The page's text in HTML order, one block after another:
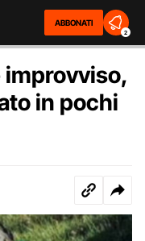
ABBONATI
2
improvviso,
in pochi